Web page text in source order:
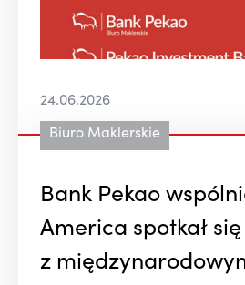
24.06.2026
Biuro Maklerskie
Bank Pekao
America spotkał
z